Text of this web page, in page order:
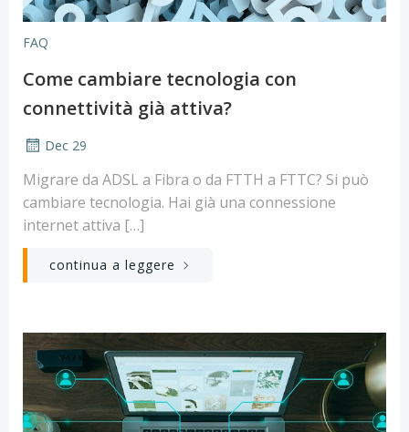
FAQ
Come cambiare tecnologia con
connettività già attiva?
Dec 29
Migrare da ADSL a Fibra o da FTTH a FTTC? Si può
cambiare tecnologia. Hai già una connessione
internet attiva […]
continua a leggere